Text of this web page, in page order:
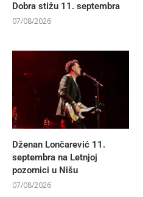
Dobra stižu 11. septembra
07/08/2026
Dženan Lončarević 11.
septembra na Letnjoj
pozornici u Nišu
07/08/2026